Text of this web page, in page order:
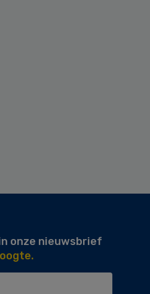
onze nieuwsbrief